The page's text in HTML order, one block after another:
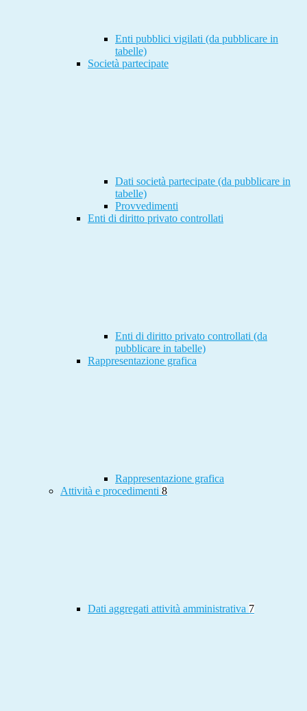
Enti pubblici vigilati (da pubblicare in
tabelle)
Società partecipate
Dati società partecipate (da pubblicare in
tabelle)
Provvedimenti
Enti di diritto privato controllati
Enti di diritto privato controllati (da
pubblicare in tabelle)
Rappresentazione grafica
Rappresentazione grafica
Attività e procedimenti 8
Dati aggregati attività amministrativa 7